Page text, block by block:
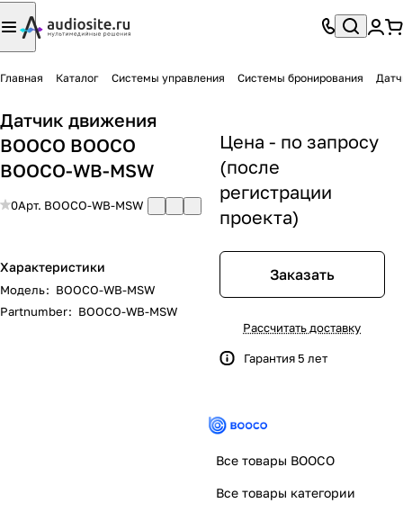
Главная Каталог Системы управления Системы бронирования
Датчик движения
BOOCO BOOCO
BOOCO-WB-MSW
0Арт. BOOCO-WB-MSW
Характеристики
Модель: BOOCO-WB-MSW
Partnumber: BOOCO-WB-MSW
Цена - по запросу
(после
регистрации
проекта)
Заказать
Рассчитать доставку
Гарантия 5 лет
Все товары BOOCO
Все товары категории